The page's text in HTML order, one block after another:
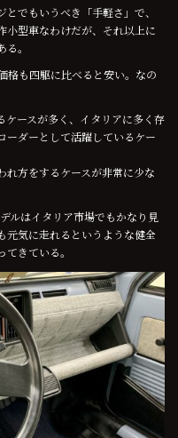
でもいうべき「手軽さ」で、
小型車なわけだが、それ以上に
。
格も四駆に比べると安い。なの
ースが多く、イタリアに多く存
ーダーとして活躍しているケー
れ方をするケースが非常に少な
ルはイタリア市場でもかなり見
元気に走れるというような健全
きている。